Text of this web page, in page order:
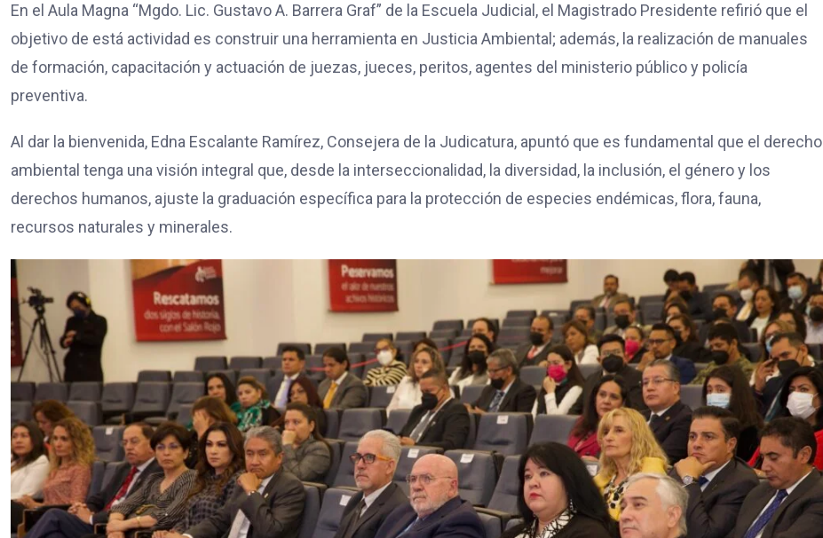
En el Aula Magna “Mgdo. Lic. Gustavo A. Barrera Graf” de la Escuela Judicial, el Magistrado Presidente refirió que el
objetivo de está actividad es construir una herramienta en Justicia Ambiental; además, la realización de manuales
de formación, capacitación y actuación de juezas, jueces, peritos, agentes del ministerio público y policía
preventiva.
Al dar la bienvenida, Edna Escalante Ramírez, Consejera de la Judicatura, apuntó que es fundamental que el derecho
ambiental tenga una visión integral que, desde la interseccionalidad, la diversidad, la inclusión, el género y los
derechos humanos, ajuste la graduación específica para la protección de especies endémicas, flora, fauna,
recursos naturales y minerales.